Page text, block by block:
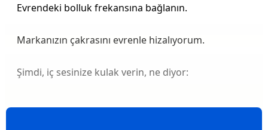
Evrendeki bolluk frekansına bağlanın.
Markanızın çakrasını evrenle hizalıyorum.
Şimdi, iç sesinize kulak verin, ne diyor: